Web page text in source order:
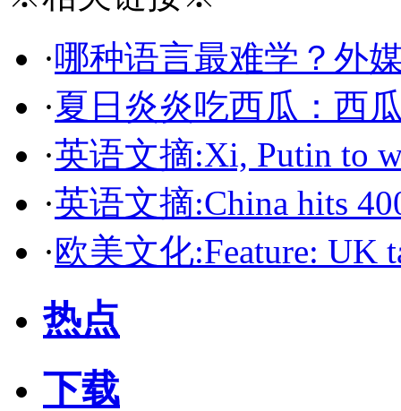
·哪种语言最难学？外
·夏日炎炎吃西瓜：西
·英语文摘:Xi, Putin to
·英语文摘:China hits
·欧美文化:Feature: UK
热点
下载